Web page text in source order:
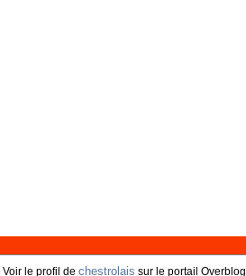
Voir le profil de chestrolais sur le portail Overblog